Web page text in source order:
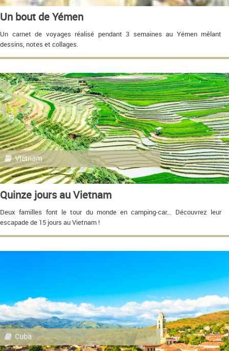
Un bout de Yémen
Un carnet de voyages réalisé pendant 3 semaines au Yémen mêlant
dessins, notes et collages.
Vietnam
Quinze jours au Vietnam
Deux familles font le tour du monde en camping-car... Découvrez leur
escapade de 15 jours au Vietnam !
Cuba